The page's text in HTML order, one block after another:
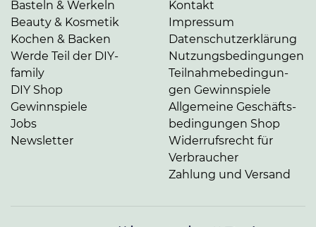
Basteln & Werkeln
Beauty & Kosmetik
Kochen & Backen
Werde Teil der DIY-
family
DIY Shop
Gewinnspiele
Jobs
Newsletter
Kontakt
Impressum
Da­ten­schutz­er­klä­rung
Nut­zungs­be­din­gun­gen
Teil­nah­me­be­din­gun­
gen Gewinnspiele
Allgemeine Ge­schäfts­
be­din­gun­gen Shop
Widerrufsrecht für
Verbraucher
Zahlung und Versand